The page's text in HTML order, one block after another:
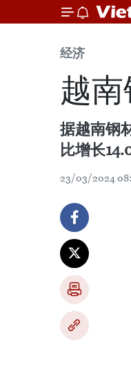
经济
越
据越南钢
比增长
23/03/2024